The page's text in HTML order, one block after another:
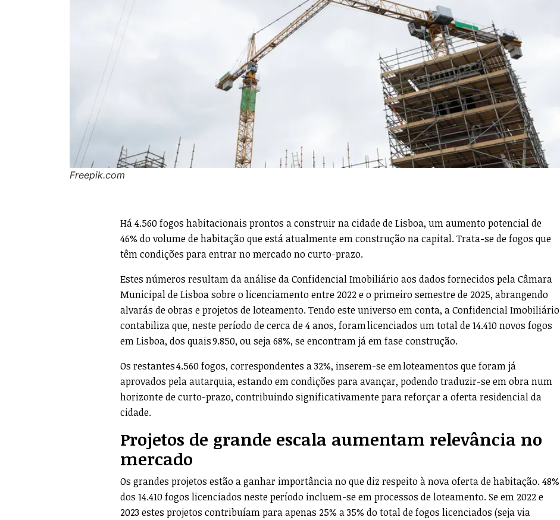
Freepik.com
Há 4.560 fogos habitacionais prontos a construir na cidade de Lisboa, um aumento potencial de
46% do volume de habitação que está atualmente em construção na capital. Trata-se de fogos que
têm condições para entrar no mercado no curto-prazo.
Estes números resultam da análise da Confidencial Imobiliário aos dados fornecidos pela Câmara
Municipal de Lisboa sobre o licenciamento entre 2022 e o primeiro semestre de 2025, abrangendo
alvarás de obras e projetos de loteamento. Tendo este universo em conta, a Confidencial Imobiliário
contabiliza que, neste período de cerca de 4 anos, foram licenciados um total de 14.410 novos fogos
em Lisboa, dos quais 9.850, ou seja 68%, se encontram já em fase construção.
Os restantes 4.560 fogos, correspondentes a 32%, inserem-se em loteamentos que foram já
aprovados pela autarquia, estando em condições para avançar, podendo traduzir-se em obra num
horizonte de curto-prazo, contribuindo significativamente para reforçar a oferta residencial da
cidade.
Projetos de grande escala aumentam relevância no
mercado
Os grandes projetos estão a ganhar importância no que diz respeito à nova oferta de habitação. 48%
dos 14.410 fogos licenciados neste período incluem-se em processos de loteamento. Se em 2022 e
2023 estes projetos contribuíam para apenas 25% a 35% do total de fogos licenciados (seja via